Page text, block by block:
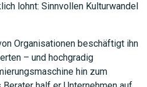
lohnt: Sinnvollen Kulturwandel
Organisationen beschäftigt ihn
– und hochgradig
hin zum